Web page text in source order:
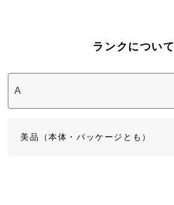
ランクについて
美品（本体・パッケージとも）